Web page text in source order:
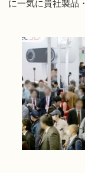
に一気に貴社製品